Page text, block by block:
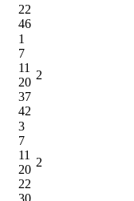
22
46
1
7
11
20
37
42
2
3
7
11
20
22
30
2